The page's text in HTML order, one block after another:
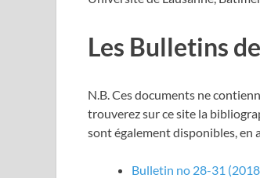
Les Bulletins
N.B. Ces documents ne
trouverez sur ce site la
sont également disponibles, en
Bulletin no 28-31